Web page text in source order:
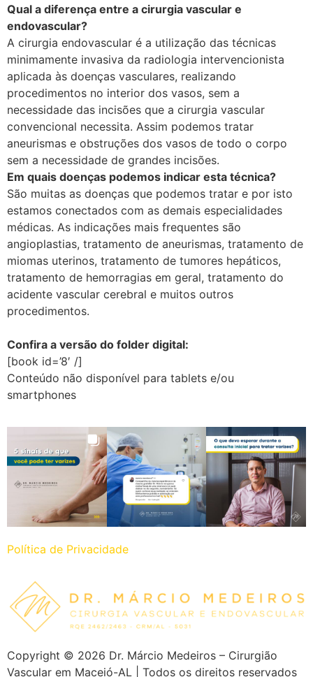
Qual a diferença entre a cirurgia vascular e
endovascular?
A cirurgia endovascular é a utilização das técnicas
minimamente invasiva da radiologia intervencionista
aplicada às doenças vasculares, realizando
procedimentos no interior dos vasos, sem a
necessidade das incisões que a cirurgia vascular
convencional necessita. Assim podemos tratar
aneurismas e obstruções dos vasos de todo o corpo
sem a necessidade de grandes incisões.
Em quais doenças podemos indicar esta técnica?
São muitas as doenças que podemos tratar e por isto
estamos conectados com as demais especialidades
médicas. As indicações mais frequentes são
angioplastias, tratamento de aneurismas, tratamento de
miomas uterinos, tratamento de tumores hepáticos,
tratamento de hemorragias em geral, tratamento do
acidente vascular cerebral e muitos outros
procedimentos.
Confira a versão do folder digital:
[book id=’8′ /]
Conteúdo não disponível para tablets e/ou
smartphones
Política de Privacidade
Copyright © 2026 Dr. Márcio Medeiros – Cirurgião
Vascular em Maceió-AL | Todos os direitos reservados